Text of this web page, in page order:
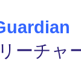
ーチ